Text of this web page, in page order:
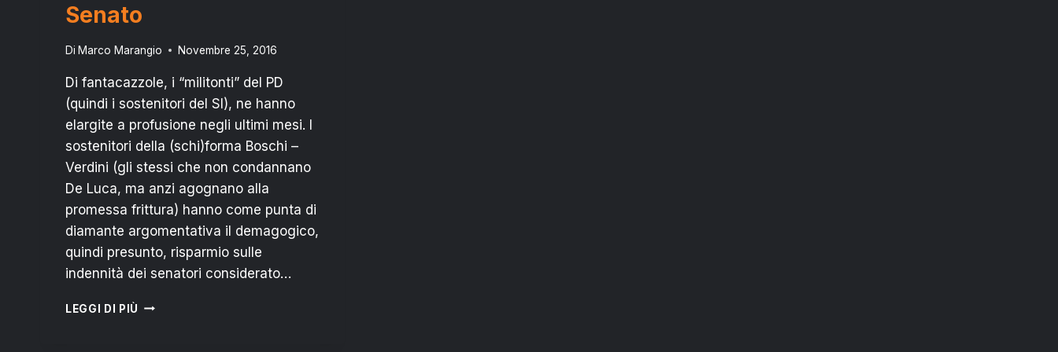
Senato
Di Marco Marangio Novembre 25, 2016
Di fantacazzole, i “militonti” del PD
(quindi i sostenitori del SI), ne hanno
elargite a profusione negli ultimi mesi. I
sostenitori della (schi)forma Boschi –
Verdini (gli stessi che non condannano
De Luca, ma anzi agognano alla
promessa frittura) hanno come punta di
diamante argomentativa il demagogico,
quindi presunto, risparmio sulle
indennità dei senatori considerato…
LEGGI DI PIÙ REFERENDUM